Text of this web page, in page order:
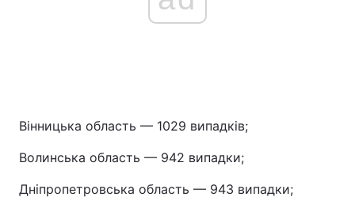
Вінницька область — 1029 випадків;
Волинська область — 942 випадки;
Дніпропетровська область — 943 випадки;